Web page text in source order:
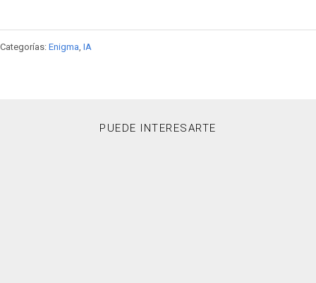
Categorías: Enigma IA
PUEDE INTERESARTE